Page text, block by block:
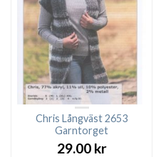
Chris Långväst 2653
Garntorget
29.00 kr